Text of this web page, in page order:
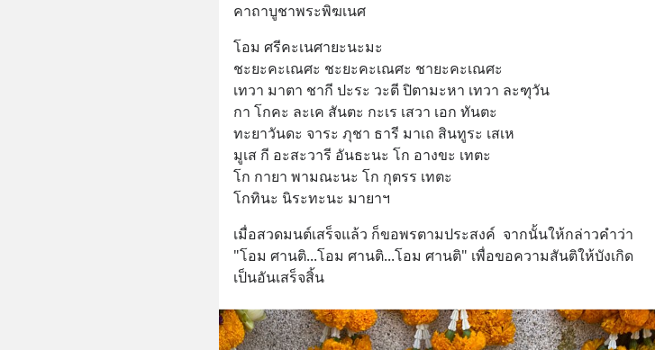
คาถาบูชาพระพิฆเนศ
โอม ศรีคะเนศายะนะมะ
ชะยะคะเณศะ ชะยะคะเณศะ ชายะคะเณศะ
เทวา มาตา ชากี ปะระ วะตี ปิตามะหา เทวา ละฑุวัน
กา โกคะ ละเค สันตะ กะเร เสวา เอก ทันตะ
ทะยาวันดะ จาระ ภุชา ธารี มาเถ สินทูระ เสเห
มูเส กี อะสะวารี อันธะนะ โก อางขะ เทตะ
โก กายา พามณะนะ โก กุตรร เทตะ
โกทินะ นิระทะนะ มายาฯ
เมื่อสวดมนต์เสร็จแล้ว ก็ขอพรตามประสงค์  จากนั้นให้กล่าวคำว่า
"โอม ศานติ...โอม ศานติ...โอม ศานติ" เพื่อขอความสันติให้บังเกิด
เป็นอันเสร็จสิ้น